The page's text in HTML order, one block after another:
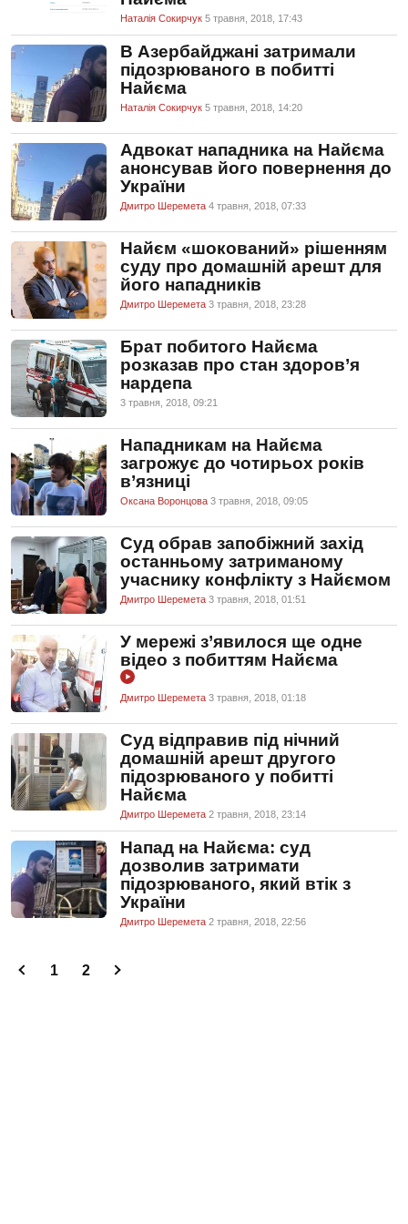
Наталія Сокирчук 5 травня, 2018, 17:43
В Азербайджані затримали
підозрюваного в побитті
Найєма
Наталія Сокирчук 5 травня, 2018, 14:20
Адвокат нападника на Найєма
анонсував його повернення до
України
Дмитро Шеремета 4 травня, 2018, 07:33
Найєм «шокований» рішенням
суду про домашній арешт для
його нападників
Дмитро Шеремета 3 травня, 2018, 23:28
Брат побитого Найєма
розказав про стан здоров’я
нардепа
3 травня, 2018, 09:21
Нападникам на Найєма
загрожує до чотирьох років
в’язниці
Оксана Воронцова 3 травня, 2018, 09:05
Суд обрав запобіжний захід
останньому затриманому
учаснику конфлікту з Найємом
Дмитро Шеремета 3 травня, 2018, 01:51
У мережі з’явилося ще одне
відео з побиттям Найєма
Дмитро Шеремета 3 травня, 2018, 01:18
Суд відправив під нічний
домашній арешт другого
підозрюваного у побитті
Найєма
Дмитро Шеремета 2 травня, 2018, 23:14
Напад на Найєма: суд
дозволив затримати
підозрюваного, який втік з
України
Дмитро Шеремета 2 травня, 2018, 22:56
1 2